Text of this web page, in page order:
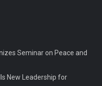
Seminar on Peace and
New Leadership for